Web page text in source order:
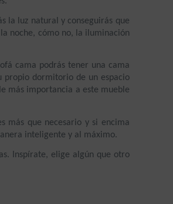
la luz natural y conseguirás que
noche, cómo no, la iluminación
cama podrás tener una cama
propio dormitorio de un espacio
más importancia a este mueble
más que necesario y si encima
inteligente y al máximo.
Inspírate, elige algún que otro